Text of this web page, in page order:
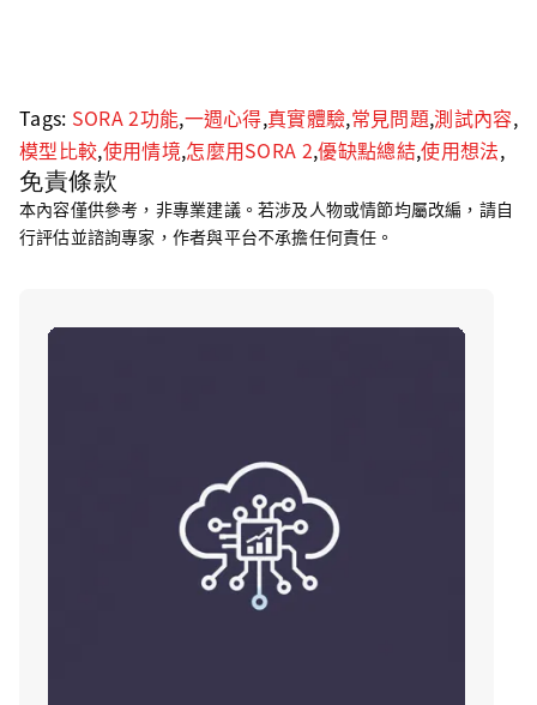
Tags: SORA 2功能,一週心得,真實體驗,常見問題,測試內容,
模型比較,使用情境,怎麼用SORA 2,優缺點總結,使用想法,
免責條款
本內容僅供參考，非專業建議。若涉及人物或情節均屬改編，請自
行評估並諮詢專家，作者與平台不承擔任何責任。